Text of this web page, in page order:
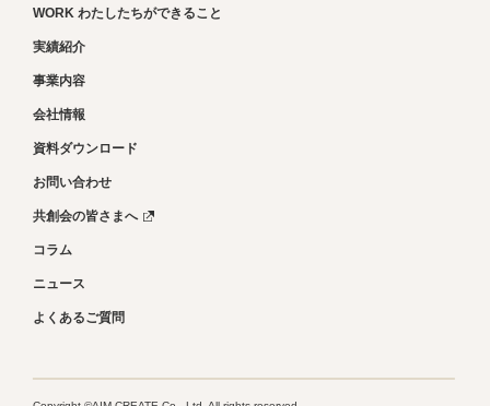
WORK わたしたちができること
実績紹介
事業内容
会社情報
資料ダウンロード
お問い合わせ
共創会の皆さまへ
コラム
ニュース
よくあるご質問